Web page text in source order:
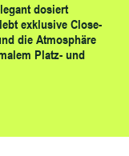
dosiert
exklusive Close-
die Atmosphäre
Platz- und